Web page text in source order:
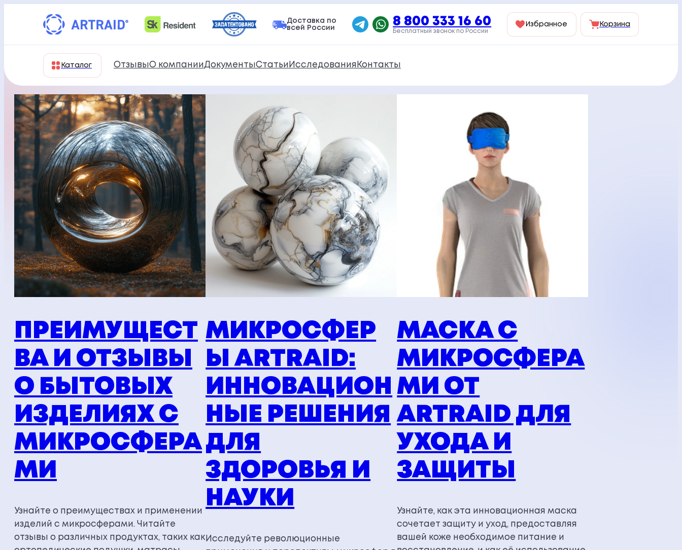
содержимому
Доставка по
всей России
8 800 333 16 60
Бесплатный звонок по России
Избранное Корзина
Каталог Отзывы О компании Документы Статьи Исследования Контакты
ПРЕИМУЩЕСТ
ВА И ОТЗЫВЫ
О БЫТОВЫХ
ИЗДЕЛИЯХ С
МИКРОСФЕРА
МИ
Узнайте о преимуществах и применении
изделий с микросферами. Читайте
отзывы о различных продуктах, таких как
МИКРОСФЕР
Ы ARTRAID:
ИННОВАЦИОН
НЫЕ РЕШЕНИЯ
ДЛЯ
ЗДОРОВЬЯ И
НАУКИ
Исследуйте революционные
МАСКА С
МИКРОСФЕРА
МИ ОТ
ARTRAID ДЛЯ
УХОДА И
ЗАЩИТЫ
Узнайте, как эта инновационная маска
сочетает защиту и уход, предоставляя
вашей коже необходимое питание и